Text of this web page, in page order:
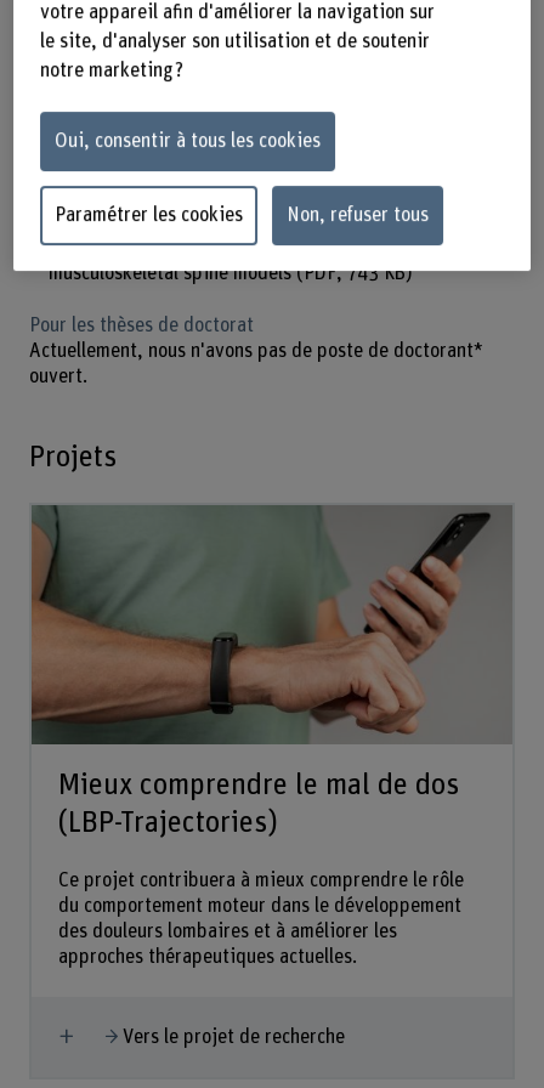
Automated daily living activities classification from
IMU data in adolescents using a deep learning model
(PDF, 252 KB)
Motion capture-driven simulations of spinal motion in
patients with scoliosis(PDF, 289 KB)
Personalizing musculoskeletal spine models of patients
with scoliosis(PDF, 350 KB)
Deep reinforcement learning for controlling
musculoskeletal spine models(PDF, 743 KB)
Pour les thèses de doctorat
Actuellement, nous n'avons pas de poste de doctorant*
ouvert.
Projets
Mieux comprendre le mal de dos
(LBP-Trajectories)
Ce projet contribuera à mieux comprendre le rôle
du comportement moteur dans le développement
des douleurs lombaires et à améliorer les
approches thérapeutiques actuelles.
Afficher plus
Vers le projet de recherche
votre appareil afin d'améliorer la navigation sur
le site, d'analyser son utilisation et de soutenir
notre marketing ?
Oui, consentir à tous les cookies
Paramétrer les cookies Non, refuser tous